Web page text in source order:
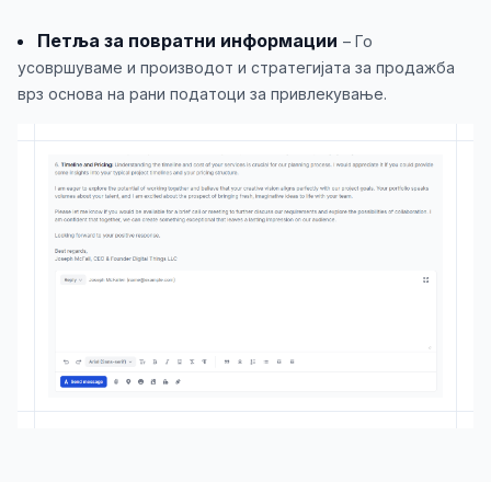
Петља за повратни информации – Го
усовршуваме и производот и стратегијата за продажба
врз основа на рани податоци за привлекување.